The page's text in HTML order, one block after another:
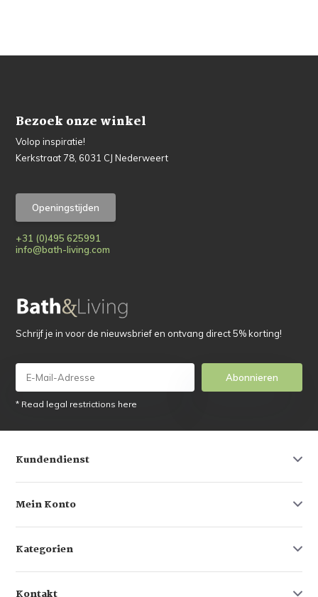
Bezoek onze winkel
Volop inspiratie!
Kerkstraat 78, 6031 CJ Nederweert
Openingstijden
+31 (0)495 625991
info@bath-living.com
Schrijf je in voor de nieuwsbrief en ontvang direct 5% korting!
Abonnieren
* Read legal restrictions here
Kundendienst
Mein Konto
Kategorien